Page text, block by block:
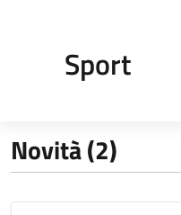
Sport
Novità (2)